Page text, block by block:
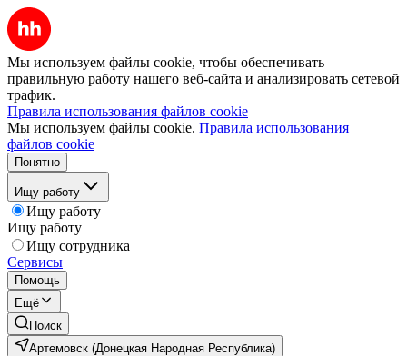
Мы используем файлы cookie, чтобы обеспечивать
правильную работу нашего веб-сайта и анализировать сетевой
трафик.
Правила использования файлов cookie
Мы используем файлы cookie. Правила использования
файлов cookie
Понятно
Ищу работу
Ищу работу
Ищу работу
Ищу сотрудника
Сервисы
Помощь
Ещё
Поиск
Артемовск (Донецкая Народная Республика)